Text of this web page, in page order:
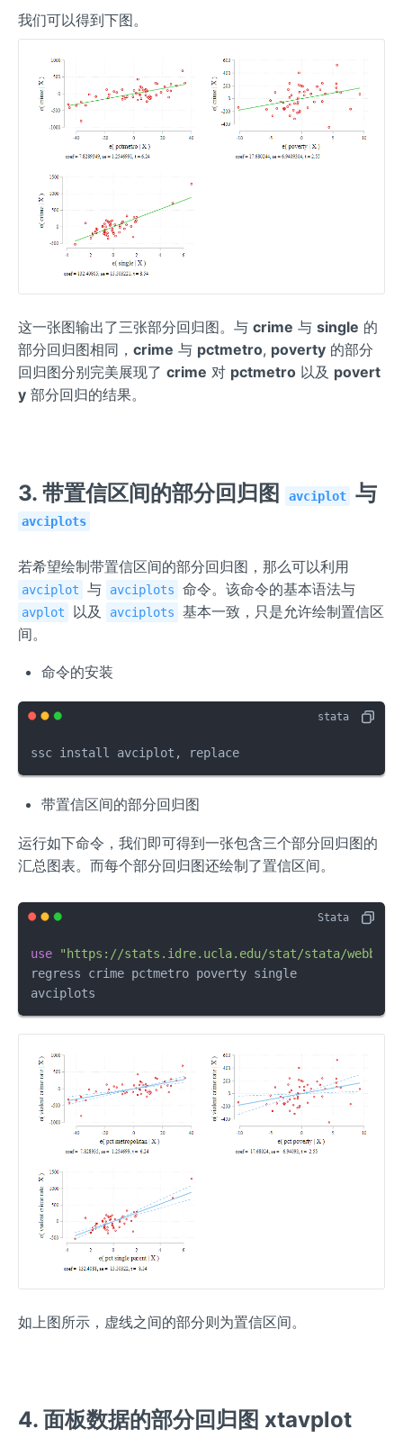
我们可以得到下图。
这一张图输出了三张部分回归图。与 crime 与 single 的
部分回归图相同， crime 与 pctmetro, poverty 的部分
回归图分别完美展现了 crime 对 pctmetro 以及 povert
y 部分回归的结果。
3. 带置信区间的部分回归图 avciplot 与
avciplots
若希望绘制带置信区间的部分回归图，那么可以利用
avciplot 与 avciplots 命令。该命令的基本语法与
avplot 以及 avciplots
基本一致，只是允许绘制置信区
间。
命令的安装
ssc install avciplot, replace
带置信区间的部分回归图
运行如下命令，我们即可得到一张包含三个部分回归图的
汇总图表。而每个部分回归图还绘制了置信区间。
use
"https://stats.idre.ucla.edu/stat/stata/
regress crime pctmetro poverty single
avciplots
如上图所示，虚线之间的部分则为置信区间。
4. 面板数据的部分回归图 xtavplot